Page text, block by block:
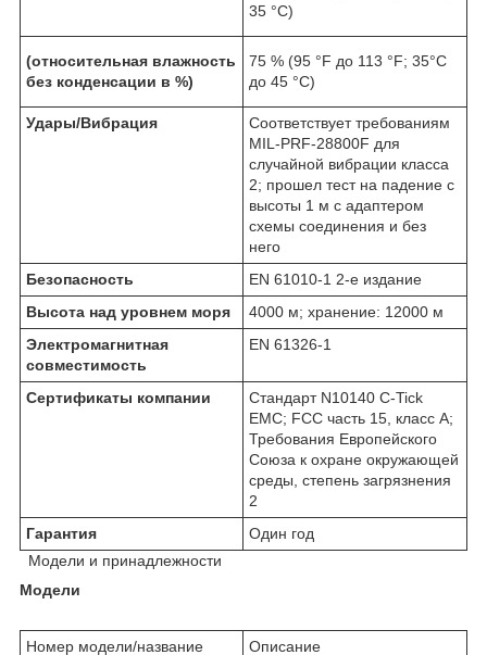
35 °C)
(относительная влажность
без конденсации в %)
75 % (95 °F до 113 °F; 35°C
до 45 °C)
Удары/Вибрация
Соответствует требованиям
MIL-PRF-28800F для
случайной вибрации класса
2; прошел тест на падение с
высоты 1 м с адаптером
схемы соединения и без
него
Безопасность
EN 61010-1 2-е издание
Высота над уровнем моря
4000 м; хранение: 12000 м
Электромагнитная
совместимость
EN 61326-1
Сертификаты компании
Стандарт N10140 C-Tick
EMC; FCC часть 15, класс А;
Требования Европейского
Союза к охране окружающей
среды, степень загрязнения
2
Гарантия
Один год
Модели и принадлежности
Модели
Номер модели/название
Описание